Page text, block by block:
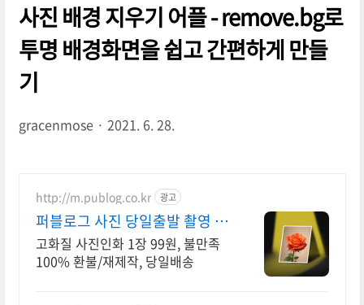
사진 배경 지우기 어플 - remove.bg로
투명 배경화면을 쉽고 간편하게 만들
기
gracenmose 2021. 6. 28.
http://m.publog.co.kr 광고
퍼블로그 사진 당일출발 촬영 당
시 색감 그대로
고화질 사진인화 1장 99원, 불만족
100% 환불/재제작, 당일배송